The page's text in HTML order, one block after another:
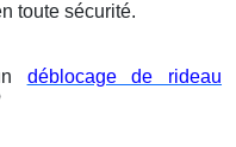
toute sécurité.
déblocage de rideau